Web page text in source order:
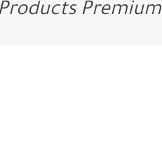
Premium